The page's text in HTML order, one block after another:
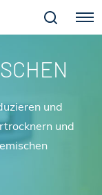
Menu
und
und